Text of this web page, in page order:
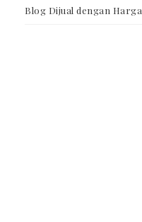
Blog Dijual dengan